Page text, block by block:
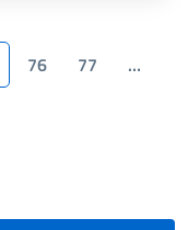
76 77
…